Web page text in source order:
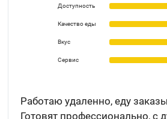
Доступность
Качество еды
Вкус
Сервис
Работаю удаленно, еду
Готовят профессионально, с